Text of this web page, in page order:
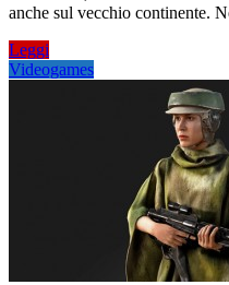
anche sul vecchio continente.
Leggi
Videogames